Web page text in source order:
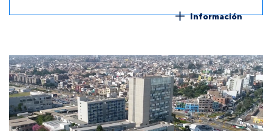
Información